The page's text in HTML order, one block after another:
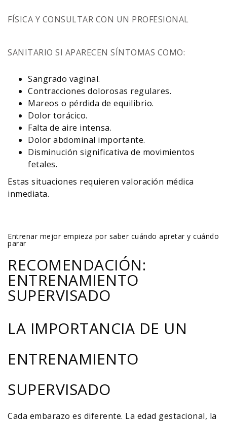
FÍSICA Y CONSULTAR CON UN PROFESIONAL
SANITARIO SI APARECEN SÍNTOMAS COMO:
Sangrado vaginal.
Contracciones dolorosas regulares.
Mareos o pérdida de equilibrio.
Dolor torácico.
Falta de aire intensa.
Dolor abdominal importante.
Disminución significativa de movimientos
fetales.
Estas situaciones requieren valoración médica
inmediata.
Entrenar mejor empieza por saber cuándo apretar y cuándo
parar
RECOMENDACIÓN:
ENTRENAMIENTO
SUPERVISADO
LA IMPORTANCIA DE UN
ENTRENAMIENTO
SUPERVISADO
Cada embarazo es diferente. La edad gestacional, la